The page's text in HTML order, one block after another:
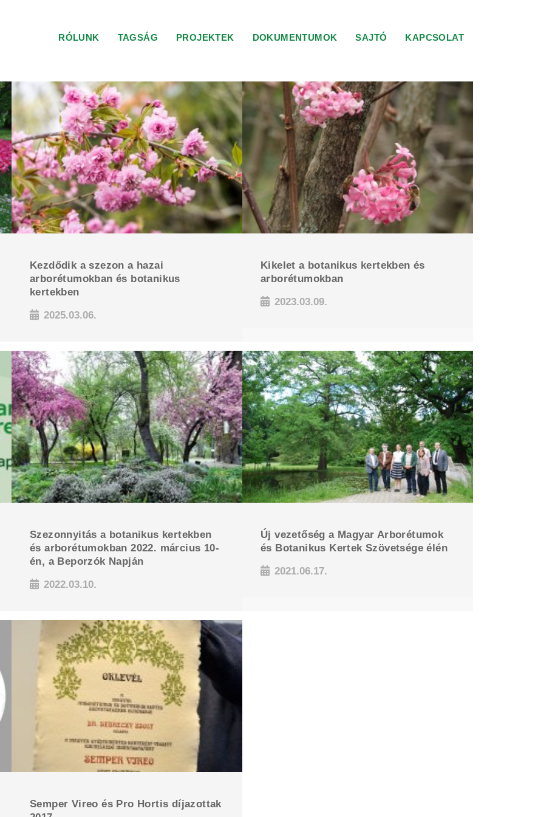
RÓLUNK TAGSÁG PROJEKTEK DOKUMENTUMOK SAJTÓ KAPCSOLAT
Kezdődik a szezon a hazai
arborétumokban és botanikus
kertekben
2025.03.06.
Kikelet a botanikus kertekben és
arborétumokban
2023.03.09.
Szezonnyitás a botanikus kertekben
és arborétumokban 2022. március 10-
én, a Beporzók Napján
2022.03.10.
Új vezetőség a Magyar Arborétumok
és Botanikus Kertek Szövetsége élén
2021.06.17.
Semper Vireo és Pro Hortis díjazottak